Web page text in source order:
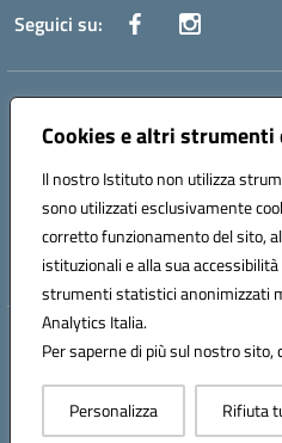
Cookies e altri
Il nostro Istituto non utilizza
sono utilizzati esclusivamente
corretto funzionamento del sito,
istituzionali e alla sua
strumenti statistici anonimizzati
Analytics Italia.
Per saperne di più sul nostro sito,
Personalizza Rifiuta
Seguici su:
Indirizzo:
Centralino:0881636571 Email:
Codice fiscale: 80031370713
Codice meccanografico:
FGPS040004
Codice Indice delle Pubbliche
Hosting & Powered
Concept & Design